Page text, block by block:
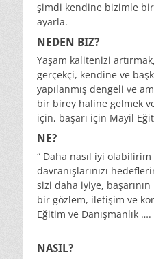
şimdi kendine bizimle
ayarla.
NEDEN BIZ?
Yaşam kalitenizi
gerçekçi, kendine ve
yapılanmış dengeli ve
bir birey haline gelmek
için, başarı için Mayil
NE?
“ Daha nasıl iyi
davranışlarınızı
sizi daha iyiye, başarının
bir gözlem, iletişim ve
Eğitim ve Danışmanlık ….
NASIL?